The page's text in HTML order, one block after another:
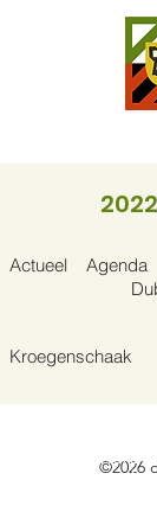
Actueel
Kroegenschaak
Agenda
©2026